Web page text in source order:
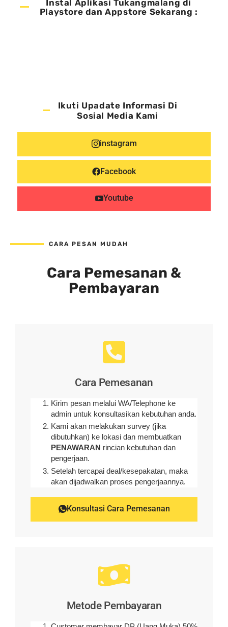
Instal Aplikasi Tukangmalang di
Playstore dan Appstore Sekarang :
Ikuti Upadate Informasi Di
Sosial Media Kami
instagram
Facebook
Youtube
CARA PESAN MUDAH
Cara Pemesanan &
Pembayaran
Cara Pemesanan
Kirim pesan melalui WA/Telephone ke
admin untuk konsultasikan kebutuhan anda.
Kami akan melakukan survey (jika
dibutuhkan) ke lokasi dan membuatkan
PENAWARAN rincian kebutuhan dan
pengerjaan.
Setelah tercapai deal/kesepakatan, maka
akan dijadwalkan proses pengerjaannya.
Konsultasi Cara Pemesanan
Metode Pembayaran